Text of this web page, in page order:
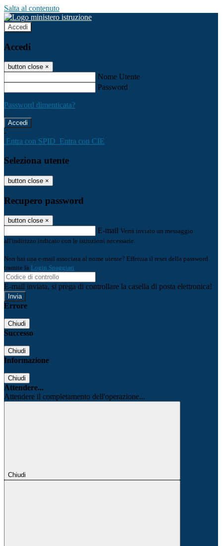
Salta al contenuto
Accedi
Accedi
button close ×
Nome Utente
Password
Password dimenticata?
-
Entra con SPID Entra con CIE
Seleziona utente
button close ×
Recupero password
button close ×
E-mail Verrà inviato un messaggio
all'indirizzo indicato con le istruzioni necessarie.
Non hai una e-mail associata al nome utente? Effettua il reset della password
tramite la Login Spaggiari
E-mail inviata, si prega di controllare la casella di posta elettronica!
Errore
Chiudi
Successo
Chiudi
Informazione
Chiudi
Attendere...
Attendere il completamento dell'operazione...
Chiudi